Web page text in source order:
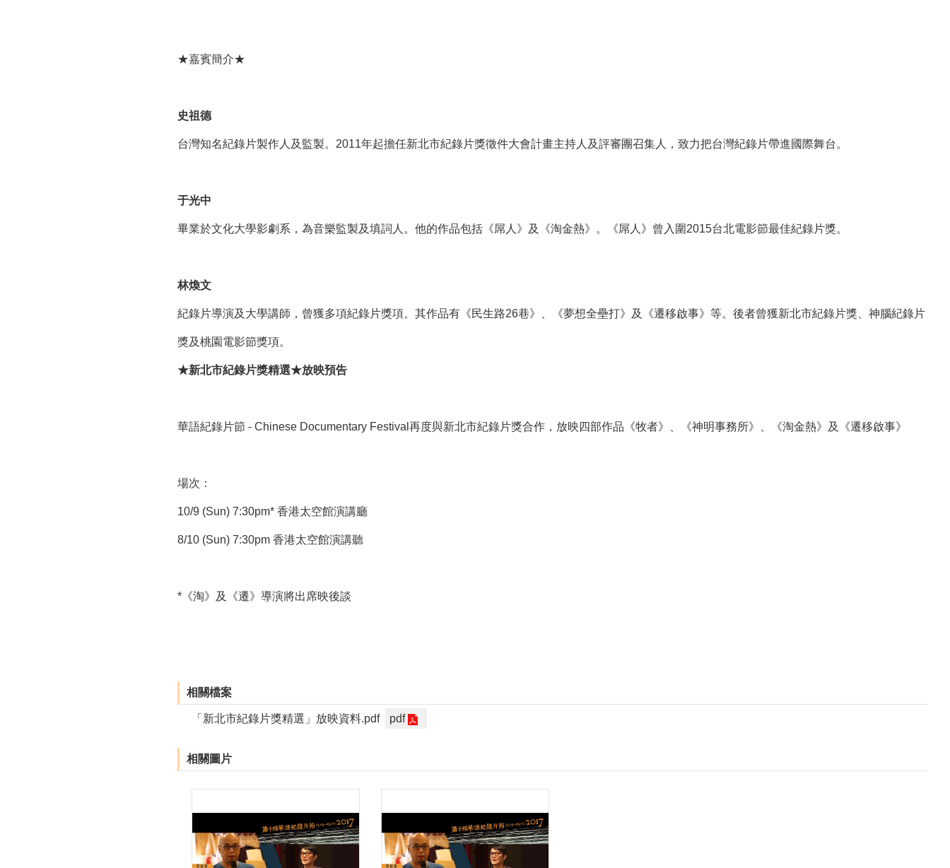
★嘉賓簡介★
史祖德
台灣知名紀錄片製作人及監製。2011年起擔任新北市紀錄片獎徵件大會計畫主持人及評審團召集人，致力把台灣紀錄片帶進國際舞台。
于光中
畢業於文化大學影劇系，為音樂監製及填詞人。他的作品包括《屌人》及《淘金熱》。《屌人》曾入圍2015台北電影節最佳紀錄片獎。
林煥文
紀錄片導演及大學講師，曾獲多項紀錄片獎項。其作品有《民生路26巷》、《夢想全壘打》及《遷移啟事》等。後者曾獲新北市紀錄片獎、神腦紀錄片
獎及桃園電影節獎項。
★新北市紀錄片獎精選★放映預告
華語紀錄片節 - Chinese Documentary Festival再度與新北市紀錄片獎合作，放映四部作品《牧者》、《神明事務所》、《淘金熱》及《遷移啟事》
場次：
10/9 (Sun) 7:30pm* 香港太空館演講廳
8/10 (Sun) 7:30pm 香港太空館演講聽
*《淘》及《遷》導演將出席映後談
相關檔案
「新北市紀錄片獎精選」放映資料.pdf pdf
相關圖片